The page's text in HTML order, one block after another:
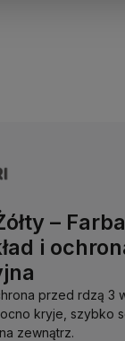
–
i
przed rdzą 3
kryje, szybko
zewnątrz.